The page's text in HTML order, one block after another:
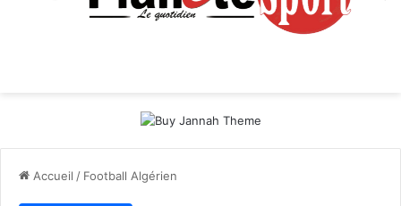
Accueil / Football Algérien